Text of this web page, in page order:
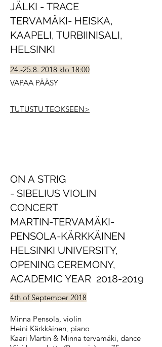
JÄLKI - TRACE
TERVAMÄKI- HEISKA,
KAAPELI, TURBIINISALI,
HELSINKI
24.-25.8. 2018 klo 18:00
VAPAA PÄÄSY
TUTUSTU TEOKSEEN>
ON A STRIG
- SIBELIUS VIOLIN
CONCERT
MARTIN-TERVAMÄKI-
PENSOLA-KÄRKKÄINEN
HELSINKI UNIVERSITY,
OPENING CEREMONY,
ACADEMIC YEAR 2018-2019
4th of September 2018
Minna Pensola, violin
Heini Kärkkäinen, piano
Kaari Martin & Minna tervamäki, dance